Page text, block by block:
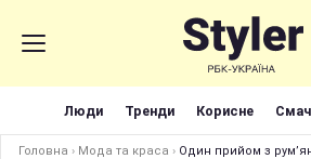
Люди Тренди Корисне
Головна › Мода та краса › Один прийом з